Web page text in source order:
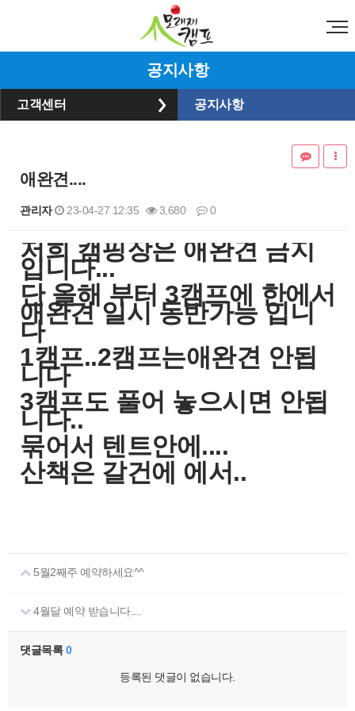
공지사항
고객센터 공지사항
애완견....
관리자 23-04-27 12:35 3,680 0
본문
​저희 캠핑장은 애완견 금지
입니다...
단 올해 부터 3캠프에 한에서
애완견 일시 동반가능 입니
다
1캠프..2캠프는애완견 안됩
니다
3캠프도 풀어 놓으시면 안됩
니다..
묶어서 텐트안에....
산책은 갈건에 에서..
5월2째주 예약하세요^^
4월달 예약 받습니다....
댓글목록0
등록된 댓글이 없습니다.